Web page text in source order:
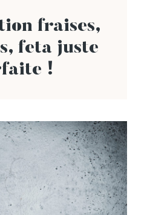
fraises,
feta juste
!